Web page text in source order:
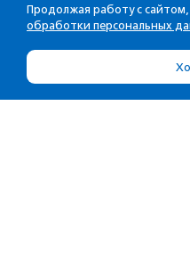
Продолжая работу с сайтом,
обработки персональных